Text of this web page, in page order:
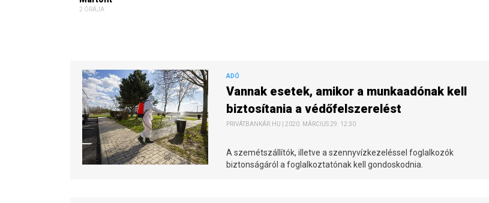
2 ÓRÁJA
ADÓ
Vannak esetek, amikor a munkaadónak kell
biztosítania a védőfelszerelést
PRIVÁTBANKÁR.HU | 2020. MÁRCIUS 29. 12:30
A szemétszállítók, illetve a szennyvízkezeléssel foglalkozók
biztonságáról a foglalkoztatónak kell gondoskodnia.